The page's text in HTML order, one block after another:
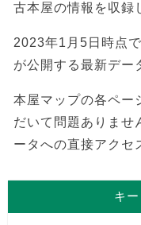
古本屋の情報を収録
2023年1月5日時点
が公開する最新デー
本屋マップの各ペー
だいて問題ありませ
ータへの直接アクセ
キ